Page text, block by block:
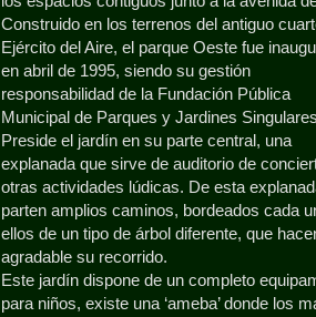
Construido en los terrenos del antiguo
Ejército del Aire, el parque Oeste fue
en abril de 1995, siendo su gestión
responsabilidad de la Fundación Pública
Municipal de Parques y Jardines
Preside el jardín en su parte central, una
explanada que sirve de auditorio de
otras actividades lúdicas. De esta
parten amplios caminos, bordeados cada
ellos de un tipo de árbol diferente, que
agradable su recorrido.
Este jardín dispone de un completo
para niños, existe una ‘ameba’ donde los